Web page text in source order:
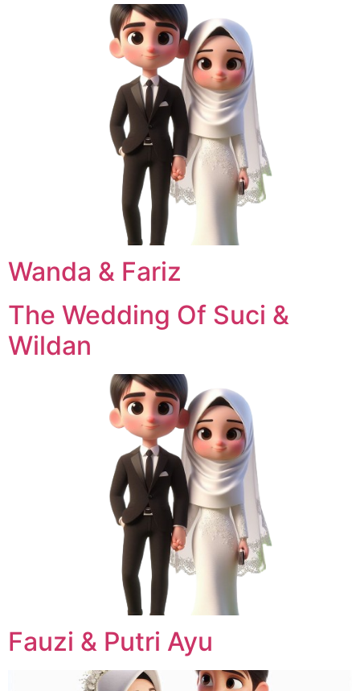
Wanda & Fariz
The Wedding Of Suci &
Wildan
Fauzi & Putri Ayu